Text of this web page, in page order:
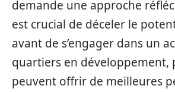
demande une approche
est crucial de déceler le
avant de s’engager dans un
quartiers en développement,
peuvent offrir de meilleures